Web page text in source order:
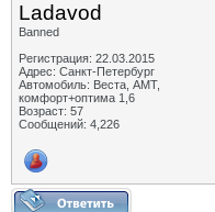
Ladavod
Banned
Регистрация: 22.03.2015
Адрес: Санкт-Петербург
Автомобиль: Веста, АМТ,
комфорт+оптима 1,6
Возраст: 57
Сообщений: 4,226